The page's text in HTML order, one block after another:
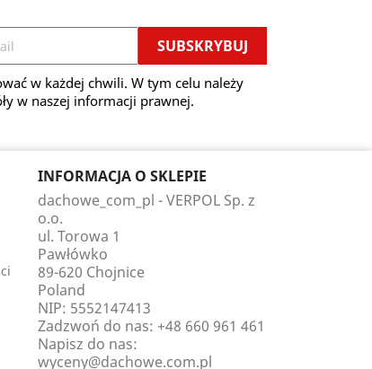
w każdej chwili. W tym celu należy
w naszej informacji prawnej.
INFORMACJA O SKLEPIE
dachowe_com_pl - VERPOL Sp. z
o.o.
ul. Torowa 1
Pawłówko
89-620 Chojnice
Poland
NIP: 5552147413
Zadzwoń do nas: +48 660 961 461
Napisz do nas:
wyceny@dachowe.com.pl